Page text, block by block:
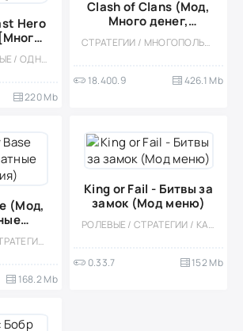
Hero
РОГАЛИК / РОЛЕВЫЕ / ОДНОПОЛЬЗОВАТЕЛЬСКИЕ / ЗОМБИ / ИЗОМЕТРИЯ / ВИД СВЕРХУ / НАУЧНАЯ ФАНТАСТИКА / АПОКАЛИПСИС / ОФЛАЙН / МОД
220 Mb
Clash of Clans (Мод,
Много денег,
приватный сервер) СТРАТЕГИИ / МНОГОПОЛЬЗОВАТЕЛЬСКАЯ / ОНЛАЙН / СОРЕВНОВАТЕЛЬНАЯ / БЕЗ КЕША / ВСТРОЕННЫЙ КЕШ / ОДНОПОЛЬЗОВАТЕЛЬСКИЕ / СТИЛИЗАЦИЯ / ФЭНТЕЗИ
18.400.9 426.1 Mb
(Мод,
СИМУЛЯТОРЫ / СТРАТЕГИИ / УПРАВЛЕНИЕ / ЭКОНОМИЧЕСКАЯ СТРАТЕГИЯ / ОДНОПОЛЬЗОВАТЕЛЬСКИЕ / СТИЛИЗАЦИЯ / ОФЛАЙН / МОД / ВСТРОЕННЫЙ КЕШ / ВИД СВЕРХУ
168.2 Mb
King or Fail - Битвы за
замок (Мод меню)
РОЛЕВЫЕ / СТРАТЕГИИ / КАЗУАЛЬНЫЕ / ОДНОПОЛЬЗОВАТЕЛЬСКИЕ / СТИЛИЗАЦИЯ / ОФЛАЙН / МОД / ВСТРОЕННЫЙ КЕШ
0.33.7 152 Mb